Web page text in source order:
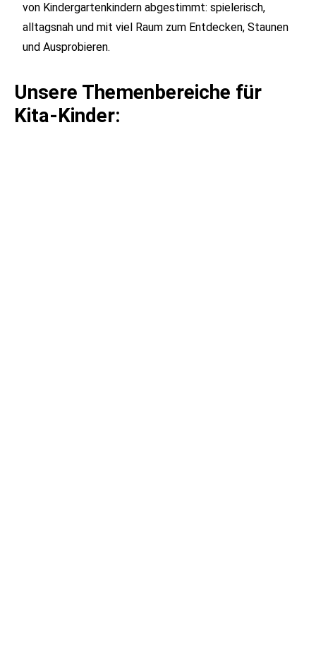
von Kindergartenkindern abgestimmt: spielerisch,
alltagsnah und mit viel Raum zum Entdecken, Staunen
und Ausprobieren.
Unsere Themenbereiche für
Kita-Kinder: